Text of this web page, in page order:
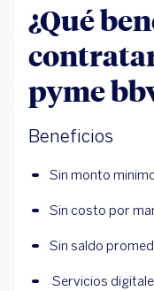
¿Qué
pyme
Beneficios
Sin monto
Sin costo por
Sin saldo
Servicios